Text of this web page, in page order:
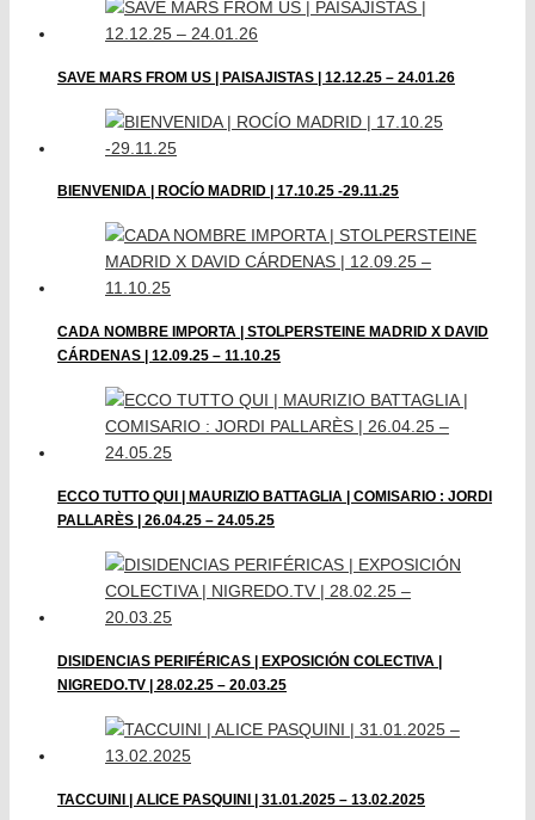
SAVE MARS FROM US | PAISAJISTAS | 12.12.25 – 24.01.26
BIENVENIDA | ROCÍO MADRID | 17.10.25 -29.11.25
CADA NOMBRE IMPORTA | STOLPERSTEINE MADRID X DAVID
CÁRDENAS | 12.09.25 – 11.10.25
ECCO TUTTO QUI | MAURIZIO BATTAGLIA | COMISARIO : JORDI
PALLARÈS | 26.04.25 – 24.05.25
DISIDENCIAS PERIFÉRICAS | EXPOSICIÓN COLECTIVA |
NIGREDO.TV | 28.02.25 – 20.03.25
TACCUINI | ALICE PASQUINI | 31.01.2025 – 13.02.2025